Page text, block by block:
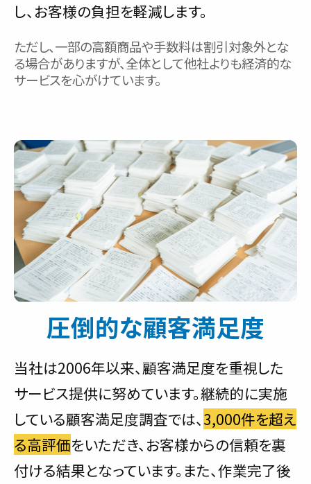
し、お客様の負担を軽減します。
ただし、一部の高額商品や手数料は割引対象外とな
る場合がありますが、全体として他社よりも経済的な
サービスを心がけています。
圧倒的な顧客満足度
当社は2006年以来、顧客満足度を重視した
サービス提供に努めています。継続的に実施
している顧客満足度調査では、 3,000件を超え
る高評価をいただき、お客様からの信頼を裏
付ける結果となっています。また、作業完了後